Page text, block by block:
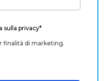
sulla privacy*
finalità di marketing.